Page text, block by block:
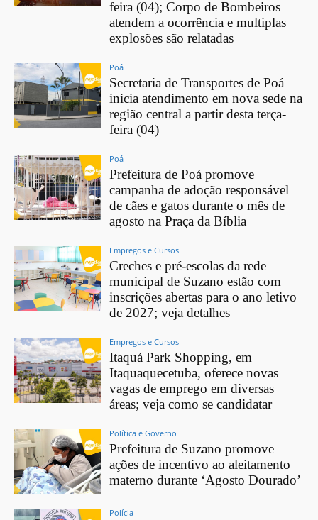
feira (04); Corpo de Bombeiros
atendem a ocorrência e multiplas
explosões são relatadas
Poá
Secretaria de Transportes de Poá
inicia atendimento em nova sede na
região central a partir desta terça-
feira (04)
Poá
Prefeitura de Poá promove
campanha de adoção responsável
de cães e gatos durante o mês de
agosto na Praça da Bíblia
Empregos e Cursos
Creches e pré-escolas da rede
municipal de Suzano estão com
inscrições abertas para o ano letivo
de 2027; veja detalhes
Empregos e Cursos
Itaquá Park Shopping, em
Itaquaquecetuba, oferece novas
vagas de emprego em diversas
áreas; veja como se candidatar
Política e Governo
Prefeitura de Suzano promove
ações de incentivo ao aleitamento
materno durante ‘Agosto Dourado’
Polícia